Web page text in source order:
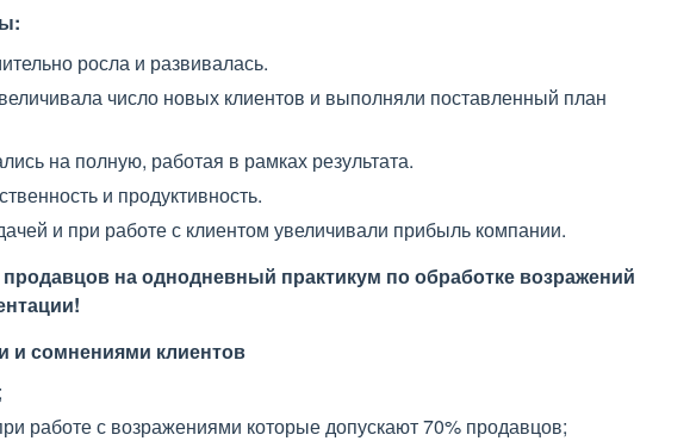
росла и развивалась.
число новых клиентов и выполняли поставленный план
на полную, работая в рамках результата.
и продуктивность.
и при работе с клиентом увеличивали прибыль компании.
продавцов на однодневный практикум по обработке возражений
и сомнениями клиентов
работе с возражениями которые допускают 70% продавцов;